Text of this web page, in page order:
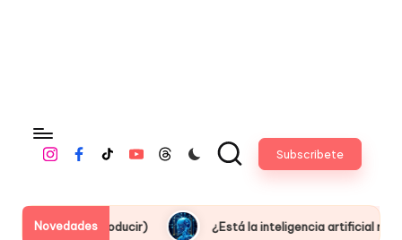
InstagramFacebookTiktokYoutubeThreads Subscribete
Novedades ¿Está la inteligencia artificial robando empleos o